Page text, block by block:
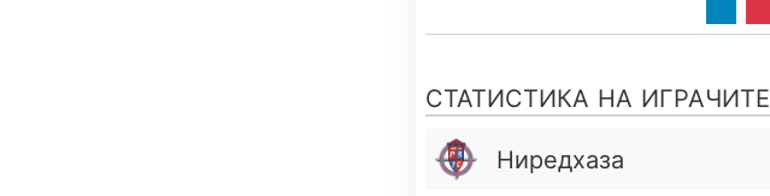
СТАТИСТИКА НА ИГРАЧИТЕ
Ниредхаза